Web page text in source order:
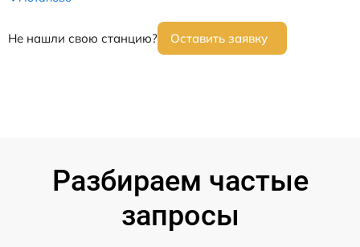
Не нашли свою станцию? Оставить заявку
Разбираем частые
запросы